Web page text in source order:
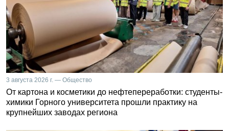
3 августа 2026 г. — Общество
От картона и косметики до нефтепереработки: студенты-
химики Горного университета прошли практику на
крупнейших заводах региона